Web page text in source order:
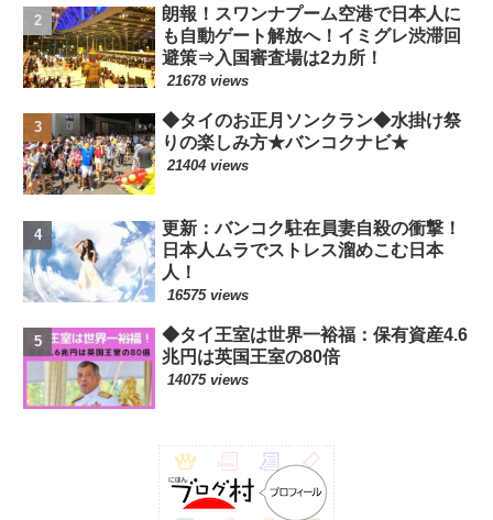
朗報！スワンナプーム空港で日本人に
も自動ゲート解放へ！イミグレ渋滞回
避策⇒入国審査場は2カ所！
21678 views
◆タイのお正月ソンクラン◆水掛け祭
りの楽しみ方★バンコクナビ★
21404 views
更新：バンコク駐在員妻自殺の衝撃！
日本人ムラでストレス溜めこむ日本
人！
16575 views
◆タイ王室は世界一裕福：保有資産4.6
兆円は英国王室の80倍
14075 views